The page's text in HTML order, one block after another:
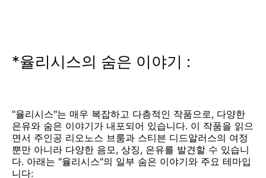
*율리시스의 숨은 이야기 :
"율리시스"는 매우 복잡하고 다층적인 작품으로, 다양한
은유와 숨은 이야기가 내포되어 있습니다. 이 작품을 읽으
면서 주인공 리오노스 브룸과 스티븐 디드알러스의 여정
뿐만 아니라 다양한 음모, 상징, 은유를 발견할 수 있습니
다. 아래는 "율리시스"의 일부 숨은 이야기와 주요 테마입
니다: